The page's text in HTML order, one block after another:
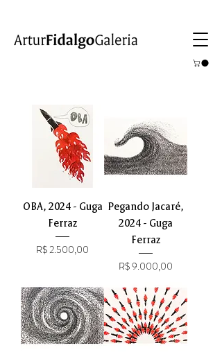
OBA, 2024 - Guga
Ferraz
Preço
R$ 2.500,00
Pegando Jacaré,
2024 - Guga
Ferraz
Preço
R$ 9.000,00